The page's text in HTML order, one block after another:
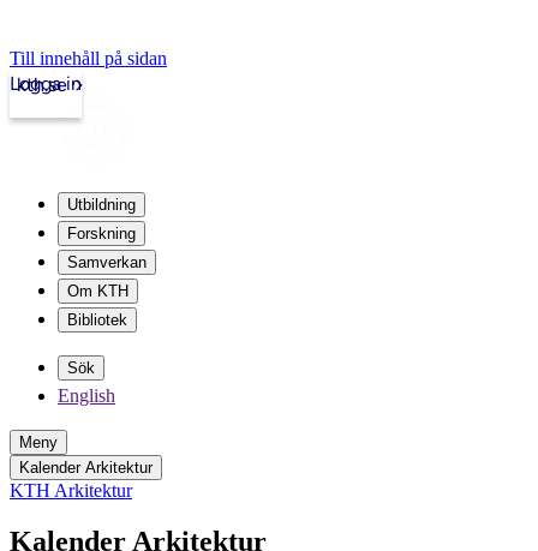
Till innehåll på sidan
kth.se
Logga in
Utbildning
Forskning
Samverkan
Om KTH
Bibliotek
Sök
English
Meny
Kalender Arkitektur
KTH Arkitektur
Kalender Arkitektur